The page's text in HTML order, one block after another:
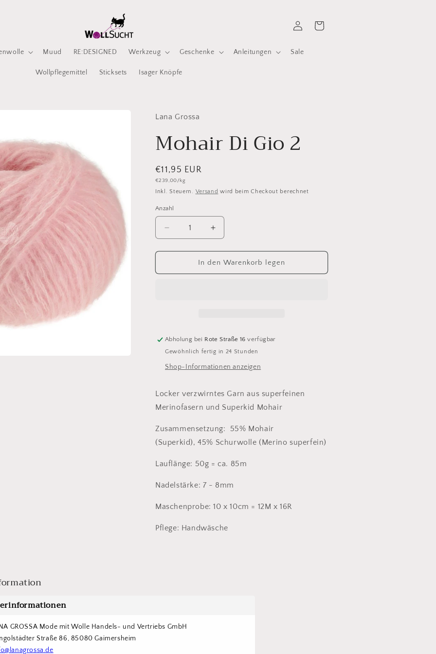
Muud RE:DESIGNED Werkzeug Geschenke Anleitungen Sale
Wollpflegemittel Sticksets Isager Knöpfe
EinloggenWarenkorb
Lana Grossa
Mohair Di Gio 2
Normaler
Preis
€11,95 EUR
Grundpreis
€239,00/kg
Inkl. Steuern. Versand wird beim Checkout berechnet
Anzahl
Anzahl
Verringere
die
Menge
Mohair
Erhöhe
die
Menge
für
Mohair
In den Warenkorb legen
Abholung bei Rote Straße 16 verfügbar
Gewöhnlich fertig in 24 Stunden
Shop-Informationen anzeigen
Locker verzwirntes Garn aus superfeinen
Merinofasern und Superkid Mohair
Zusammensetzung: 55% Mohair
(Superkid), 45% Schurwolle (Merino superfein)
Lauflänge: 50g = ca. 85m
Nadelstärke: 7 - 8mm
Maschenprobe: 10 x 10cm = 12M x 16R
Pflege: Handwäsche
GROSSA Mode mit Wolle Handels- und Vertriebs GmbH
Straße 86, 85080 Gaimersheim